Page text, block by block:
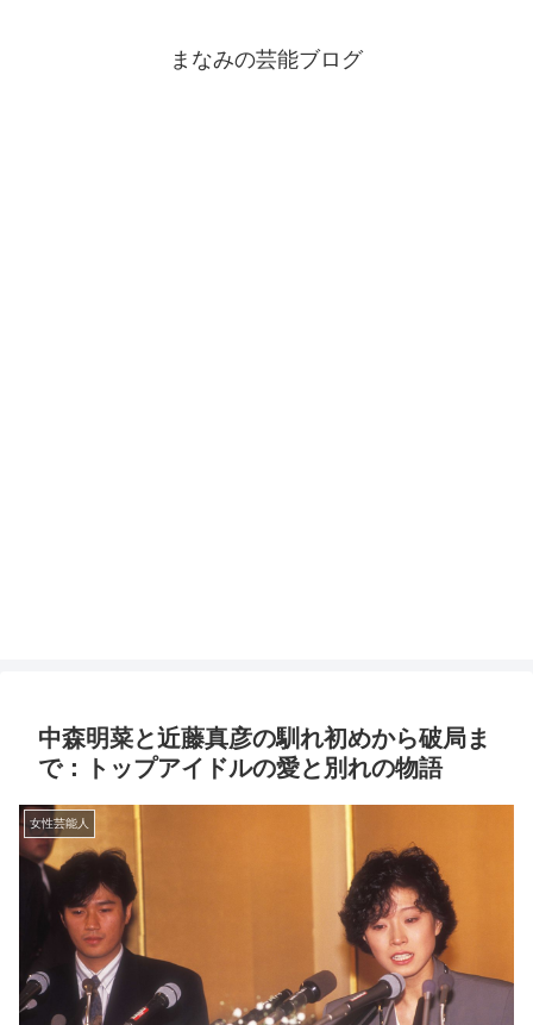
まなみの芸能ブログ
中森明菜と近藤真彦の馴れ初めから破局ま
で：トップアイドルの愛と別れの物語
女性芸能人